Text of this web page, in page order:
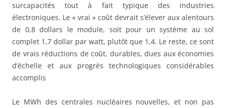
surcapacités tout à fait typique des industries
électroniques. Le « vrai » coût devrait s’élever aux alentours
de 0,8 dollars le module, soit pour un système au sol
complet 1,7 dollar par watt, plutôt que 1,4. Le reste, ce sont
de vrais réductions de coût, durables, dues aux économies
d’échelle et aux progrès technologiques considérables
accomplis
Le MWh des centrales nucléaires nouvelles, et non pas